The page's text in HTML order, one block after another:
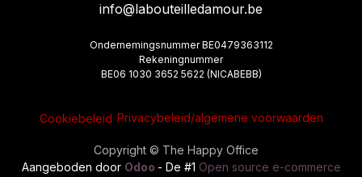
info@labouteilledamour.be
Ondernemingsnummer BE0479363112
Rekeningnummer
BE06 1030 3652 5622 (NICABEBB)
Cookiebeleid Privacybeleid/algemene voorwaarden
Copyright © The Happy Office
Aangeboden door Odoo - De #1 Open source e-commerce